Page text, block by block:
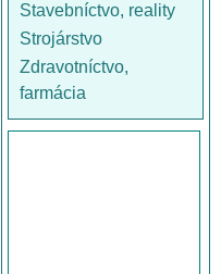
Stavebníctvo, reality
Strojárstvo
Zdravotníctvo,
farmácia